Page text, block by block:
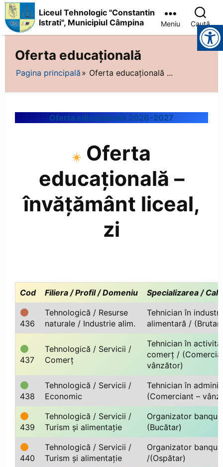
Liceul
"Constantin
Municipiul
Liceul Tehnologic "Constantin
Istrati", Municipiul Câmpina
Meniu Caută
Instrumente pentru accesibilitate
Oferta educațională
Pagina principală Oferta educațională ...
Oferta educațională 2026-2027
Oferta
educațională –
învățământ liceal,
zi
Cod Filiera / Profil / Domeniu Specializarea /
436
Tehnologică / Resurse
naturale / Industrie alim.
Tehnician în
alimentară / (Brutar
437
Tehnologică / Servicii /
Comerț
Tehnician în
comerț /
vânzător)
438
Tehnologică / Servicii /
Economic
Tehnician în
(Comerciant –
439
Tehnologică / Servicii /
Turism și alimentație
Organizator
(Bucătar)
440
Tehnologică / Servicii /
Turism și alimentație
Organizator
/(Ospătar)